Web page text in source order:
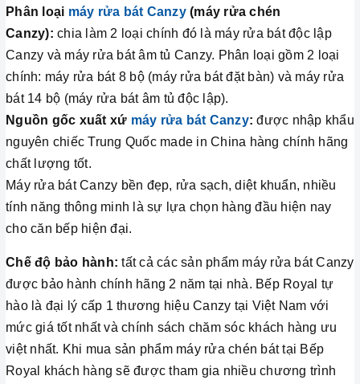
Phân loại máy rửa bát Canzy(máy rửa chén
Canzy): chia làm 2 loại chính đó là máy rửa bát độc lập
Canzy và máy rửa bát âm tủ Canzy. Phân loại gồm 2 loại
chính: máy rửa bát 8 bộ (máy rửa bát đặt bàn) và máy rửa
bát 14 bộ (máy rửa bát âm tủ độc lập).
Nguồn gốc xuất xứ máy rửa bát Canzy: được nhập khẩu
nguyên chiếc Trung Quốc made in China hàng chính hãng
chất lượng tốt.
Máy rửa bát Canzy bền đẹp, rửa sạch, diệt khuẩn, nhiều
tính năng thông minh là sự lựa chọn hàng đầu hiện nay
cho căn bếp hiện đại.
Chế độ bảo hành: tất cả các sản phẩm máy rửa bát Canzy
được bảo hành chính hãng 2 năm tại nhà. Bếp Royal tự
hào là đại lý cấp 1 thương hiệu Canzy tại Việt Nam với
mức giá tốt nhất và chính sách chăm sóc khách hàng ưu
việt nhất. Khi mua sản phẩm máy rửa chén bát tại Bếp
Royal khách hàng sẽ được tham gia nhiều chương trình